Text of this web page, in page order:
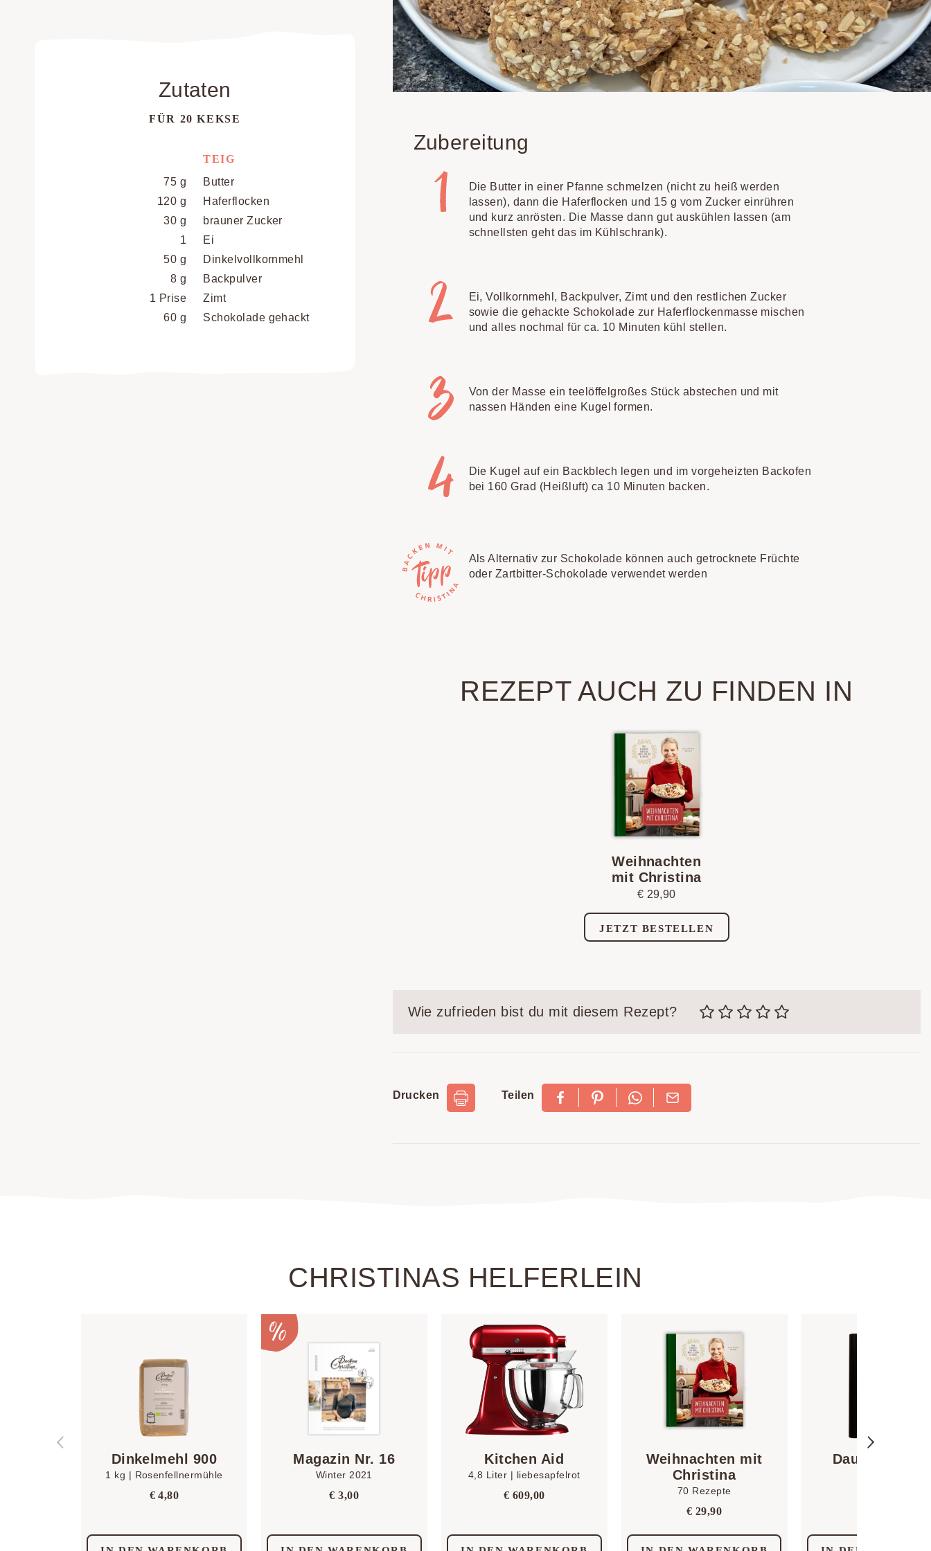
Zutaten
FÜR 20 KEKSE
TEIG
75 g
Butter
120 g
Haferflocken
30 g
brauner Zucker
1
Ei
50 g
Dinkelvollkornmehl
8 g
Backpulver
1 Prise
Zimt
60 g
Schokolade gehackt
Zubereitung
Die Butter in einer Pfanne schmelzen (nicht zu heiß werden
lassen), dann die Haferflocken und 15 g vom Zucker einrühren
und kurz anrösten. Die Masse dann gut auskühlen lassen (am
schnellsten geht das im Kühlschrank).
Ei, Vollkornmehl, Backpulver, Zimt und den restlichen Zucker
sowie die gehackte Schokolade zur Haferflockenmasse mischen
und alles nochmal für ca. 10 Minuten kühl stellen.
Von der Masse ein teelöffelgroßes Stück abstechen und mit
nassen Händen eine Kugel formen.
Die Kugel auf ein Backblech legen und im vorgeheizten Backofen
bei 160 Grad (Heißluft) ca 10 Minuten backen.
Als Alternativ zur Schokolade können auch getrocknete Früchte
oder Zartbitter-Schokolade verwendet werden
REZEPT AUCH ZU FINDEN IN
Weihnachten
mit Christina
€ 29,90
JETZT BESTELLEN
Wie zufrieden bist du mit diesem Rezept?
Drucken Teilen
CHRISTINAS HELFERLEIN
Dinkelmehl 900
1 kg | Rosenfellnermühle
€4,80
Magazin Nr. 16
Winter 2021
€ 3,00
Kitchen Aid
4,8 Liter | liebesapfelrot
€ 609,00
Weihnachten mit
Christina
70 Rezepte
€ 29,90